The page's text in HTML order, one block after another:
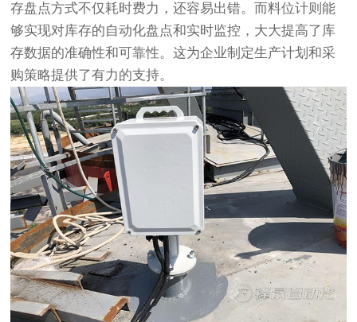
存盘点方式不仅耗时费力，还容易出错。而料位计则能
够实现对库存的自动化盘点和实时监控，大大提高了库
存数据的准确性和可靠性。这为企业制定生产计划和采
购策略提供了有力的支持。